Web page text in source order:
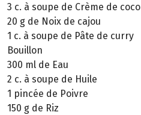
3 c. à soupe de Crème de coco
20 g de Noix de cajou
1 c. à soupe de Pâte de curry
Bouillon
300 ml de Eau
2 c. à soupe de Huile
1 pincée de Poivre
150 g de Riz